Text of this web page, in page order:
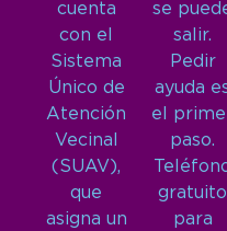
cuenta
con el
Sistema
Único de
Atención
Vecinal
(SUAV),
que
asigna un
se
salir.
Pedir
ayuda
el
paso.
gratuito
para